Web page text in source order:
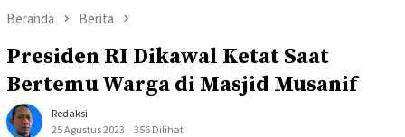
Beranda Berita
Presiden RI Dikawal Ketat Saat
Bertemu Warga di Masjid Musanif
Redaksi
25 Agustus 2023
356 Dilihat